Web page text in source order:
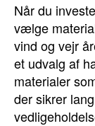
Når du
vælge
vind og vejr
et udvalg af
materialer
der sikrer